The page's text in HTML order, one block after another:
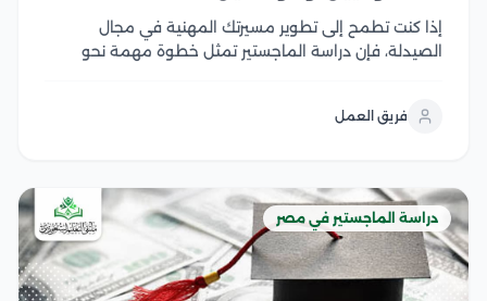
إذا كنت تطمح إلى تطوير مسيرتك المهنية في مجال
الصيدلة، فإن دراسة الماجستير تمثل خطوة مهمة نحو
القبول، والوثائق المطلوبة، وآلية التسجيل في الجامعات...
فريق العمل
دراسة الماجستير في مصر